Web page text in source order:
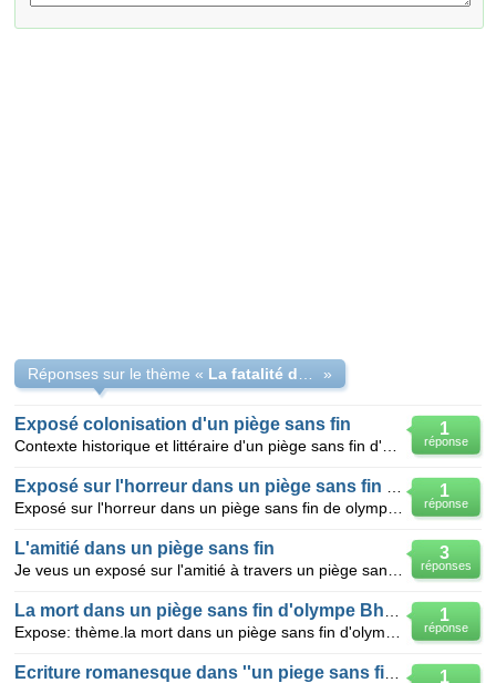
Réponses sur le thème « »
1
réponse
Exposé colonisation d'un piège sans fin
1
réponse
3
réponses
L'amitié dans un piège sans fin
1
réponse
1